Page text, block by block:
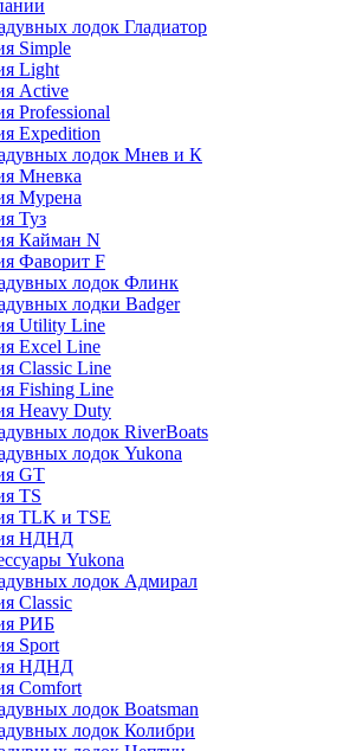
лодок Гладиатор
Simple
Light
Active
Professional
Expedition
лодок Мнев и К
Мневка
Мурена
Туз
Кайман N
Фаворит F
лодок Флинк
лодки Badger
Utility Line
Excel Line
Classic Line
Fishing Line
Heavy Duty
лодок RiverBoats
лодок Yukona
GT
TS
TLK и TSE
НДНД
Yukona
лодок Адмирал
Classic
РИБ
Sport
НДНД
Comfort
лодок Boatsman
лодок Колибри